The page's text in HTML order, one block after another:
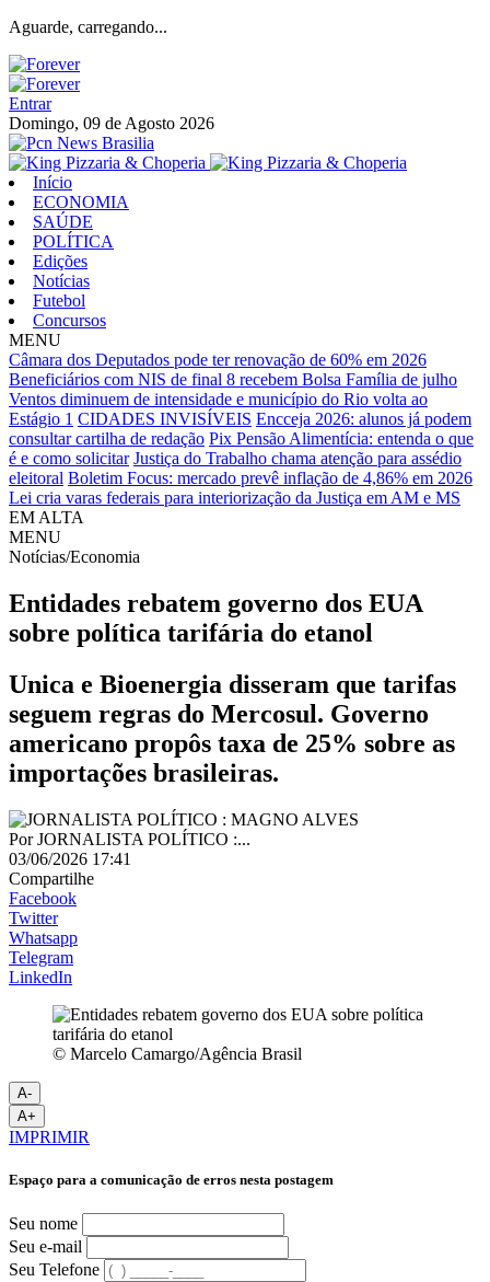
Aguarde, carregando...
Entrar
Domingo, 09 de Agosto 2026
Início
ECONOMIA
SAÚDE
POLÍTICA
Edições
Notícias
Futebol
Concursos
MENU
Câmara dos Deputados pode ter renovação de 60% em 2026
Beneficiários com NIS de final 8 recebem Bolsa Família de julho
Ventos diminuem de intensidade e município do Rio volta ao
Estágio 1 CIDADES INVISÍVEIS Encceja 2026: alunos já podem
consultar cartilha de redação Pix Pensão Alimentícia: entenda o que
é e como solicitar Justiça do Trabalho chama atenção para assédio
eleitoral Boletim Focus: mercado prevê inflação de 4,86% em 2026
Lei cria varas federais para interiorização da Justiça em AM e MS
EM ALTA
MENU
Notícias/Economia
Entidades rebatem governo dos EUA
sobre política tarifária do etanol
Unica e Bioenergia disseram que tarifas
seguem regras do Mercosul. Governo
americano propôs taxa de 25% sobre as
importações brasileiras.
PorJORNALISTA POLÍTICO :...
03/06/2026 17:41
Compartilhe
Facebook
Twitter
Whatsapp
Telegram
LinkedIn
© Marcelo Camargo/Agência Brasil
A-
A+
IMPRIMIR
Espaço para a comunicação de erros nesta postagem
Seu nome
Seu e-mail
Seu Telefone